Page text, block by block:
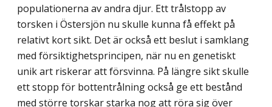
populationerna av andra djur. Ett trålstopp av
torsken i Östersjön nu skulle kunna få effekt på
relativt kort sikt. Det är också ett beslut i samklang
med försiktig­hetsprincipen, när nu en genetiskt
unik art riskerar att försvinna. På längre sikt skulle
ett stopp för bottentrålning också ge ett bestånd
med större torskar starka nog att röra sig över